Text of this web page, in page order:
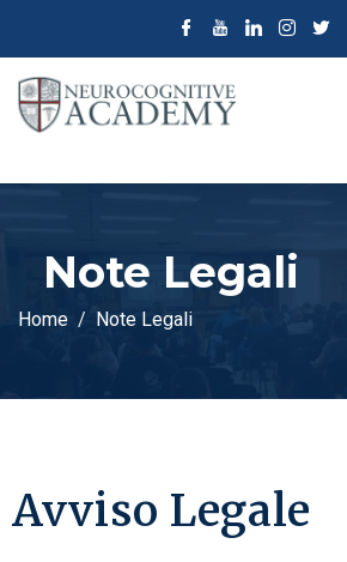
Note Legali
Home Note Legali
Avviso Legale